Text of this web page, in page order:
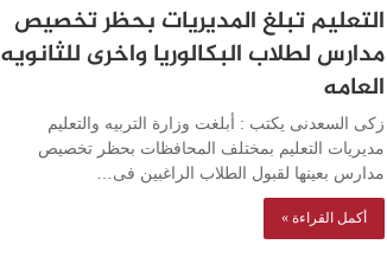
التعليم تبلغ المديريات بحظر تخصيص
مدارس لطلاب البكالوريا واخرى للثانويه
العامه
زكى السعدنى يكتب : أبلغت وزارة التربيه والتعليم
مديريات التعليم بمختلف المحافظات بحظر تخصيص
مدارس بعينها لقبول الطلاب الراغبين فى…
أكمل القراءة »